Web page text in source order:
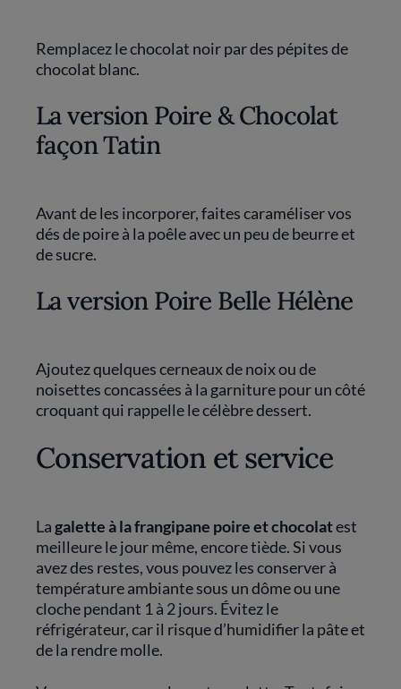
Remplacez le chocolat noir par des pépites de
chocolat blanc.
La version Poire & Chocolat
façon Tatin
Avant de les incorporer, faites caraméliser vos
dés de poire à la poêle avec un peu de beurre et
de sucre.
La version Poire Belle Hélène
Ajoutez quelques cerneaux de noix ou de
noisettes concassées à la garniture pour un côté
croquant qui rappelle le célèbre dessert.
Conservation et service
Lagalette à la frangipane poire et chocolatest
meilleure le jour même, encore tiède. Si vous
avez des restes, vous pouvez les conserver à
température ambiante sous un dôme ou une
cloche pendant 1 à 2 jours. Évitez le
réfrigérateur, car il risque d’humidifier la pâte et
de la rendre molle.